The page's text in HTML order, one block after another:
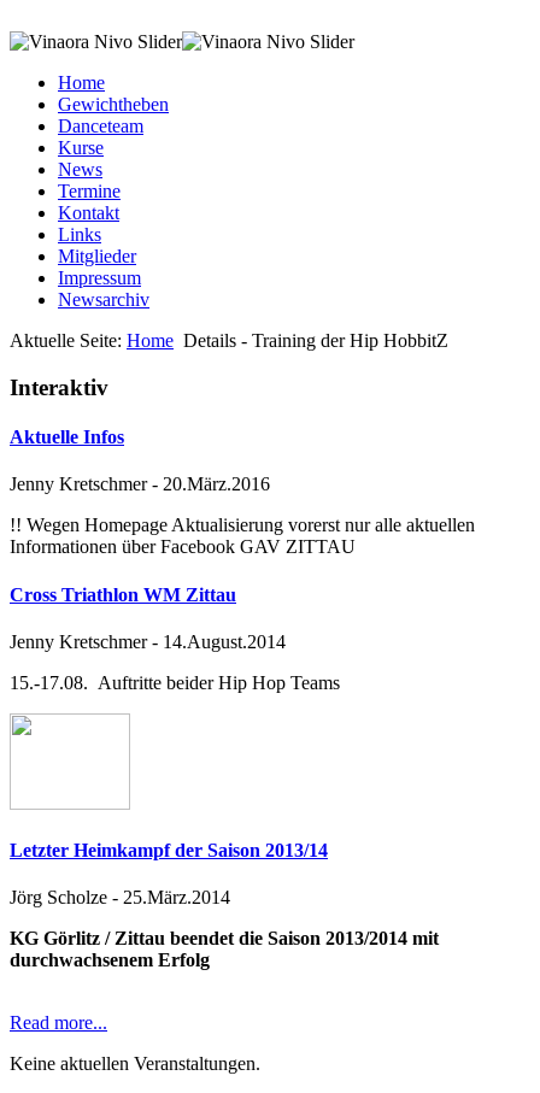
Home
Gewichtheben
Danceteam
Kurse
News
Termine
Kontakt
Links
Mitglieder
Impressum
Newsarchiv
Aktuelle Seite: Home Details - Training der Hip HobbitZ
Interaktiv
Aktuelle Infos
Jenny Kretschmer- 20.März.2016
!! Wegen Homepage Aktualisierung vorerst nur alle aktuellen
Informationen über Facebook GAV ZITTAU
Cross Triathlon WM Zittau
Jenny Kretschmer- 14.August.2014
15.-17.08. Auftritte beider Hip Hop Teams
Letzter Heimkampf der Saison 2013/14
Jörg Scholze - 25.März.2014
KG Görlitz / Zittau beendet die Saison 2013/2014 mit
durchwachsenem Erfolg
Read more...
Keine aktuellen Veranstaltungen.